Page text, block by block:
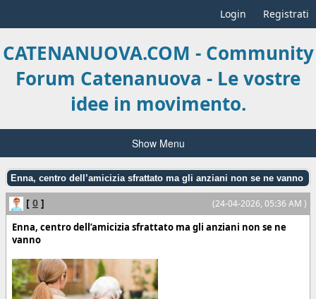
Login Registrati
CATENANUOVA.COM - Community
Forum Catenanuova - Le vostre
idee in movimento.
Show Menu
Enna, centro dell’amicizia sfrattato ma gli anziani non se ne vanno
(24-04-2026, 05:36 AM )
[ 0 ]
Enna, centro dell’amicizia sfrattato ma gli anziani non se ne
vanno